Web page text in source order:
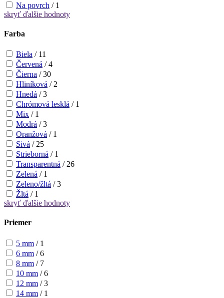
Na povrch / 1
skryť ďalšie hodnoty
Farba
Biela / 11
Červená / 4
Čierna / 30
Hliníková / 2
Hnedá / 3
Chrómová lesklá / 1
Mix / 1
Modrá / 3
Oranžová / 1
Sivá / 25
Strieborná / 1
Transparentná / 26
Zelená / 1
Zeleno/žltá / 3
Žltá / 1
skryť ďalšie hodnoty
Priemer
5 mm / 1
6 mm / 6
8 mm / 7
10 mm / 6
12 mm / 3
14 mm / 1